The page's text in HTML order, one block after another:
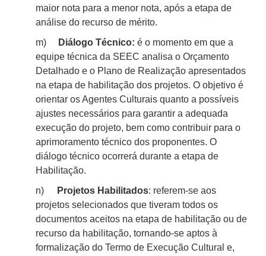
maior nota para a menor nota, após a etapa de
análise do recurso de mérito.
m)
Diálogo Técnico: é o momento em que a
equipe técnica da SEEC analisa o Orçamento
Detalhado e o Plano de Realização apresentados
na etapa de habilitação dos projetos. O objetivo é
orientar os Agentes Culturais quanto a possíveis
ajustes necessários para garantir a adequada
execução do projeto, bem como contribuir para o
aprimoramento técnico dos proponentes. O
diálogo técnico ocorrerá durante a etapa de
Habilitação.
n)
Projetos Habilitados: referem-seaos
projetos selecionados que tiveram todos os
documentos aceitos na etapa de habilitação ou de
recurso da habilitação, tornando-se aptos à
formalização do Termo de Execução Cultural e,